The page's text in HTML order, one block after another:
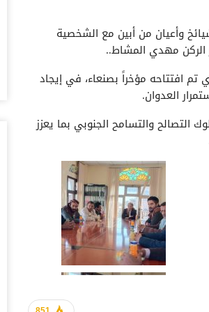
وأعيان من أبين مع الشخصية
الركن مهدي المشاط..
افتتاحه مؤخراً بصنعاء، في إيجاد
العدوان.
التصالح والتسامح الجنوبي بما يعزز